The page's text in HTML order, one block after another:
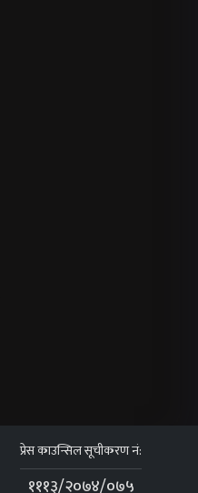
प्रेस काउन्सिल सूचीकरण नं:
१११३/२०७४/०७५